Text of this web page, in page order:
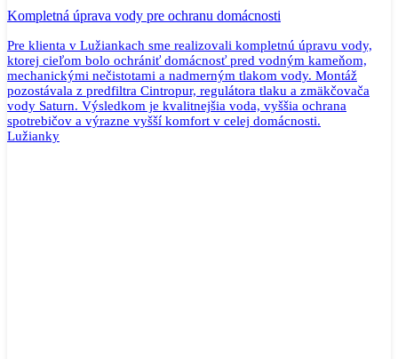
Kompletná úprava vody pre ochranu domácnosti
Pre klienta v Lužiankach sme realizovali kompletnú úpravu vody,
ktorej cieľom bolo ochrániť domácnosť pred vodným kameňom,
mechanickými nečistotami a nadmerným tlakom vody. Montáž
pozostávala z predfiltra Cintropur, regulátora tlaku a zmäkčovača
vody Saturn. Výsledkom je kvalitnejšia voda, vyššia ochrana
spotrebičov a výrazne vyšší komfort v celej domácnosti.
Lužianky